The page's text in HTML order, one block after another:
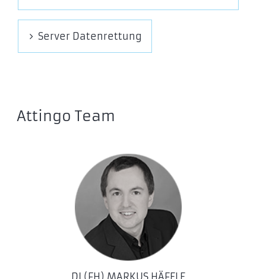
Server Datenrettung
Attingo Team
DI (FH) MARKUS HÄFELE